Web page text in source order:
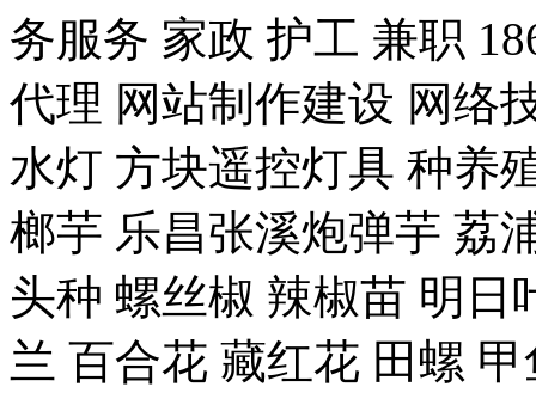
务服务 家政 护工 兼职
代理 网站制作建设 网络
水灯 方块遥控灯具 种养
榔芋 乐昌张溪炮弹芋 荔
头种 螺丝椒 辣椒苗 明日
兰 百合花 藏红花 田螺